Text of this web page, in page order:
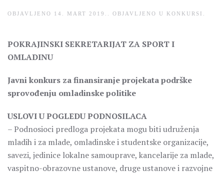
OBJAVLJENO 14. MART 2019. . OBJAVLJENO U KONKURSI
POKRAJINSKI SEKRETARIJAT ZA SPORT I
OMLADINU
Javni konkurs za finansiranje projekata podrške
sprovođenju omladinske politike
USLOVI U POGLEDU PODNOSILACA
– Podnosioci predloga projekata mogu biti udruženja
mladih i za mlade, omladinske i studentske organizacije,
savezi, jedinice lokalne samouprave, kancelarije za mlade,
vaspitno-obrazovne ustanove, druge ustanove i razvojne